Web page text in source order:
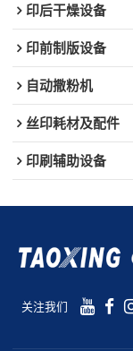
印后干燥设备
印前制版设备
自动撒粉机
丝印耗材及配件
印刷辅助设备
关注我们